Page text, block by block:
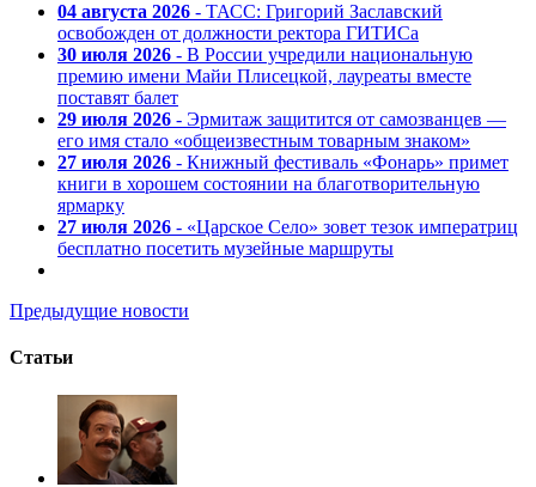
04 августа 2026 - ТАСС: Григорий Заславский
освобожден от должности ректора ГИТИСа
30 июля 2026 - В России учредили национальную
премию имени Майи Плисецкой, лауреаты вместе
поставят балет
29 июля 2026 - Эрмитаж защитится от самозванцев —
его имя стало «общеизвестным товарным знаком»
27 июля 2026 - Книжный фестиваль «Фонарь» примет
книги в хорошем состоянии на благотворительную
ярмарку
27 июля 2026 - «Царское Село» зовет тезок императриц
бесплатно посетить музейные маршруты
Предыдущие новости
Статьи